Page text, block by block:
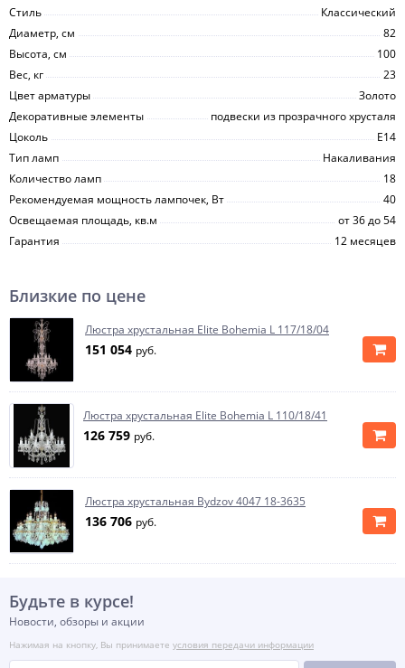
Стиль
Классический
Диаметр, см
82
Высота, см
100
Вес, кг
23
Цвет арматуры
Золото
Декоративные элементы
подвески из прозрачного хрусталя
Цоколь
E14
Тип ламп
Накаливания
Количество ламп
18
Рекомендуемая мощность лампочек, Вт
40
Освещаемая площадь, кв.м
от 36 до 54
Гарантия
12 месяцев
Близкие по цене
Люстра хрустальная Elite Bohemia L 117/18/04
151 054 руб.
Люстра хрустальная Elite Bohemia L 110/18/41
126 759 руб.
Люстра хрустальная Bydzov 4047 18-3635
136 706 руб.
Будьте в курсе!
Новости, обзоры и акции
Нажимая на кнопку, Вы принимаете условия передачи информации